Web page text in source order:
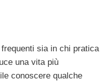
sia in chi pratica
una vita più
conoscere qualche